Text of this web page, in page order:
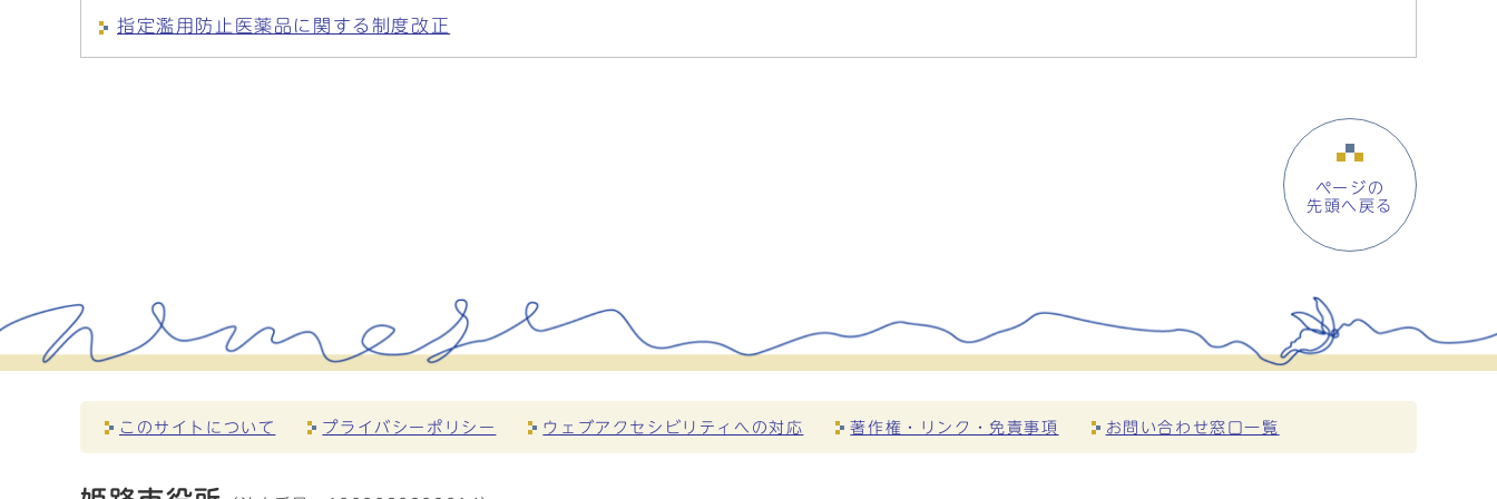
指定濫用防止医薬品に関する制度改正
ページの
先頭へ戻る
このサイトについて プライバシーポリシー ウェブアクセシビリティへの対応 著作権・リンク・免責事項 お問い合わせ窓口一覧